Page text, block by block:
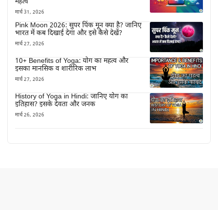
महत्व
मार्च 31, 2026
Pink Moon 2026: सुपर पिंक मून क्या है? जानिए
भारत में कब दिखाई देगा और इसे कैसे देखें?
मार्च 27, 2026
10+ Benefits of Yoga: योग का महत्व और
इसका मानसिक व शारीरिक लाभ
मार्च 27, 2026
History of Yoga in Hindi: जानिए योग का
इतिहास? इसके देवता और जनक
मार्च 26, 2026